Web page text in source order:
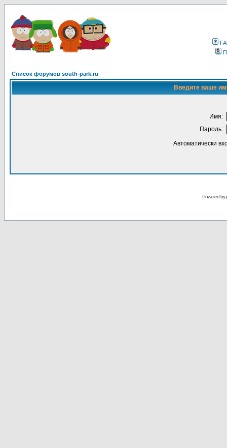
Список форумов south-park.ru
Введите ваше
Имя:
Пароль:
Автоматически
Powered by